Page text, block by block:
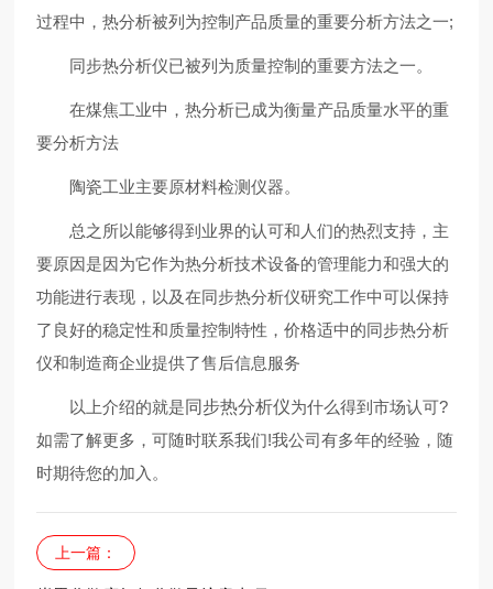
过程中，热分析被列为控制产品质量的重要分析方法之一;
同步热分析仪已被列为质量控制的重要方法之一。
在煤焦工业中，热分析已成为衡量产品质量水平的重
要分析方法
陶瓷工业主要原材料检测仪器。
总之所以能够得到业界的认可和人们的热烈支持，主
要原因是因为它作为热分析技术设备的管理能力和强大的
功能进行表现，以及在同步热分析仪研究工作中可以保持
了良好的稳定性和质量控制特性，价格适中的同步热分析
仪和制造商企业提供了售后信息服务
以上介绍的就是同步热分析仪为什么得到市场认可?
如需了解更多，可随时联系我们!我公司有多年的经验，随
时期待您的加入。
上一篇：